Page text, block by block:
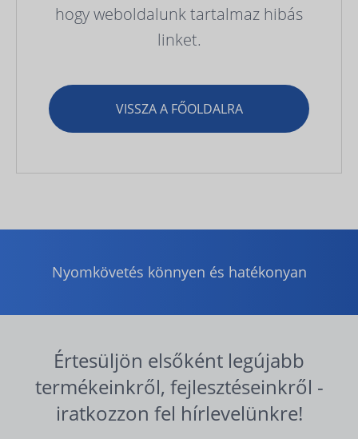
hogy weboldalunk tartalmaz hibás
linket.
VISSZA A FŐOLDALRA
Nyomkövetés könnyen és hatékonyan
Értesüljön elsőként legújabb
termékeinkről, fejlesztéseinkről -
iratkozzon fel hírlevelünkre!